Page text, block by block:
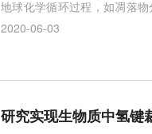
地球化学循环过程，如凋落
生态系统碳的收支平衡，是
2020-06-03
研究实现生物质中氢键